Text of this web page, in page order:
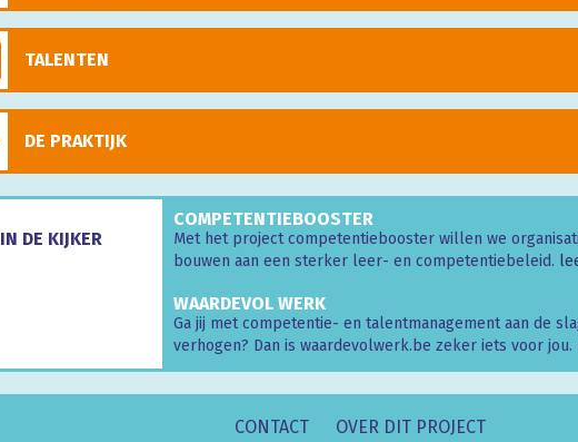
TALENTEN
DE PRAKTIJK
IN DE KIJKER
COMPETENTIEBOOSTER
Met het project competentiebooster willen we
bouwen aan een sterker leer- en competentiebeleid.
WAARDEVOL WERK
Ga jij met competentie- en talentmanagement aan de
verhogen? Dan is waardevolwerk.be zeker iets voor jou.
CONTACT OVER DIT PROJECT